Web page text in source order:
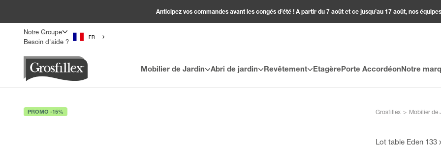
Anticipez vos commandes avant les congés d’été ! A partir du 7 août et ce jusqu’au 17 août, nos
Notre Groupe
Besoin d'aide ?
FR
Mobilier de Jardin Abri de jardin Revêtement EtagèrePorte AccordéonNotre
Grosfillex
PROMO -15% Grosfillex > Mobilier de
Lot table Eden 133